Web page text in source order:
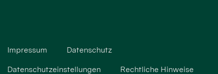
Impressum Datenschutz
Datenschutzeinstellungen Rechtliche Hinweise